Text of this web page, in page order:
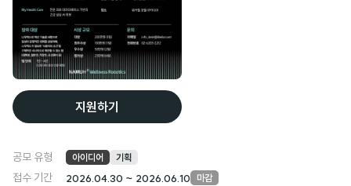
지원하기
공모 유형 아이디어 기획
접수 기간 2026.04.30 ~ 2026.06.10 마감